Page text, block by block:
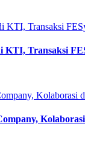
KTI, Transaksi